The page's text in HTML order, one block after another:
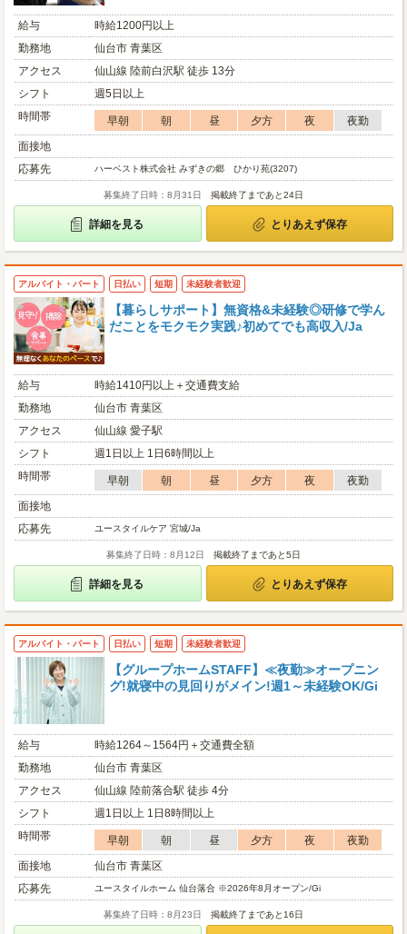
給与
時給1200円以上
勤務地
仙台市 青葉区
アクセス
仙山線 陸前白沢駅 徒歩 13分
シフト
週5日以上
時間帯
早朝 朝 昼 夕方 夜
夜勤
面接地
応募先
ハーベスト株式会社 みずきの郷 ひかり苑(3207)
募集終了日時：8月31日 掲載終了まであと24日
詳細を見る とりあえず保存
アルバイト・パート 日払い 短期 未経験者歓迎
【暮らしサポート】無資格&未経験◎研修で学ん
だことをモクモク実践♪初めてでも高収入/Ja
給与
時給1410円以上＋交通費支給
勤務地
仙台市 青葉区
アクセス
仙山線 愛子駅
シフト
週1日以上 1日6時間以上
時間帯
早朝 朝 昼 夕方 夜
夜勤
面接地
応募先
ユースタイルケア 宮城/Ja
募集終了日時：8月12日 掲載終了まであと5日
詳細を見る とりあえず保存
アルバイト・パート 日払い 短期 未経験者歓迎
【グループホームSTAFF】≪夜勤≫オープニン
グ!就寝中の見回りがメイン!週1～未経験OK/Gi
給与
時給1264～1564円＋交通費全額
勤務地
仙台市 青葉区
アクセス
仙山線 陸前落合駅 徒歩 4分
シフト
週1日以上 1日8時間以上
時間帯
早朝 朝 昼 夕方 夜
夜勤
面接地
仙台市 青葉区
応募先
ユースタイルホーム 仙台落合 ※2026年8月オープン/Gi
募集終了日時：8月23日 掲載終了まであと16日